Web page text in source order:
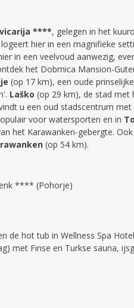
****, gelegen in het
hier in een magnifieke
in een veelvoud aanwezig,
het Dobrnica Mansion-
(op 17 km), een oude
Laško (op 29 km), de stad met
u een oud stadscentrum
voor watersporten en in
het Karawanken-gebergte.
(op 54 km).
**** (Pohorje)
de hot tub in Wellness Spa
met Finse en Turkse sauna,